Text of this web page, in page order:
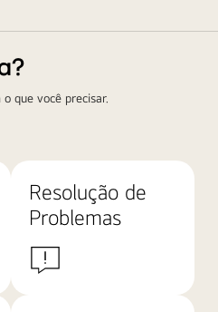
que você precisar.
Resolução de
Problemas